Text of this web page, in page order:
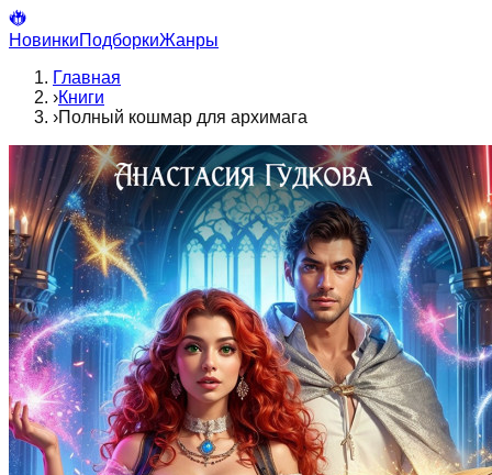
НовинкиПодборкиЖанры
Главная
›Книги
›Полный кошмар для архимага